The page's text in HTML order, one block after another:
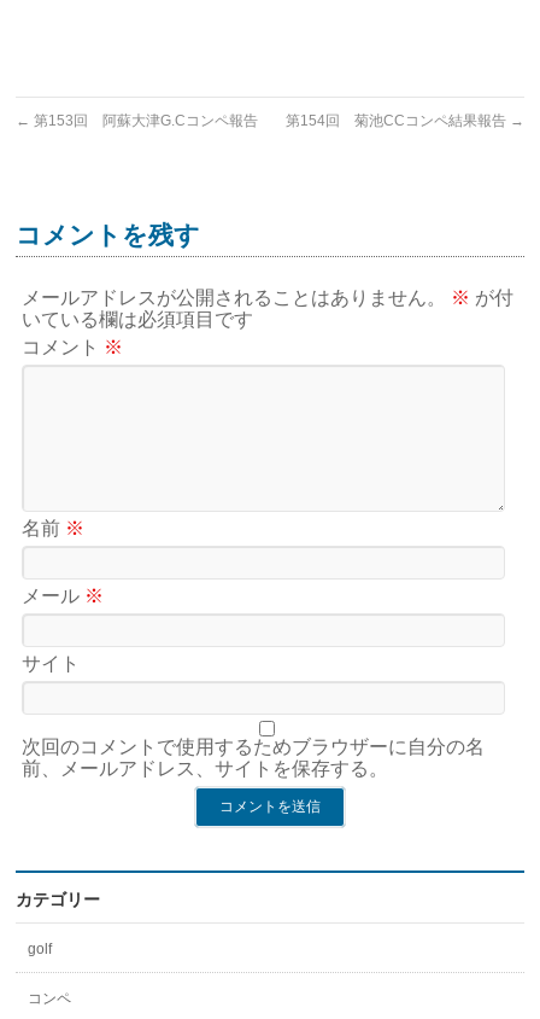
← 第153回 阿蘇大津G.Cコンペ報告 第154回 菊池CCコンペ結果報告 →
コメントを残す
メールアドレスが公開されることはありません。 ※ が付
いている欄は必須項目です
コメント ※
名前 ※
メール ※
サイト
次回のコメントで使用するためブラウザーに自分の名
前、メールアドレス、サイトを保存する。
カテゴリー
golf
コンペ